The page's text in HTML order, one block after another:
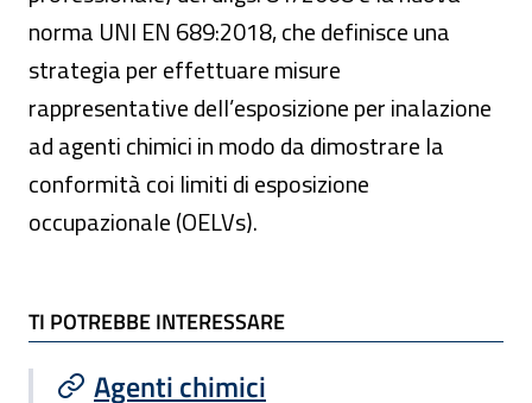
norma UNI EN 689:2018, che definisce una
strategia per effettuare misure
rappresentative dell’esposizione per inalazione
ad agenti chimici in modo da dimostrare la
conformità coi limiti di esposizione
occupazionale (OELVs).
TI POTREBBE INTERESSARE
TI POTREBBE INTERESSARE
Agenti chimici